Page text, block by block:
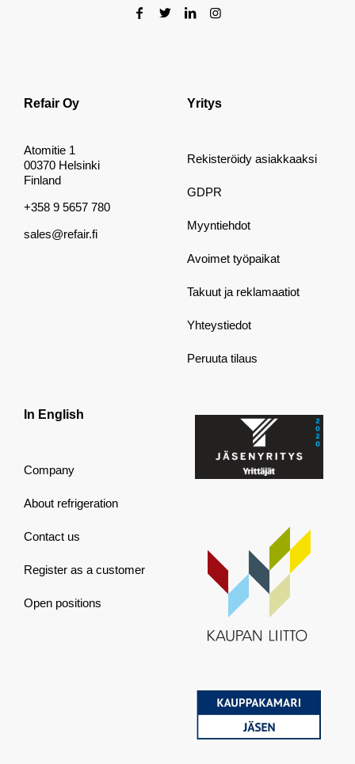
Refair Oy
Atomitie 1
00370 Helsinki
Finland
+358 9 5657 780
sales@refair.fi
Yritys
Rekisteröidy asiakkaaksi
GDPR
Myyntiehdot
Avoimet työpaikat
Takuut ja reklamaatiot
Yhteystiedot
Peruuta tilaus
In English
Company
About refrigeration
Contact us
Register as a customer
Open positions